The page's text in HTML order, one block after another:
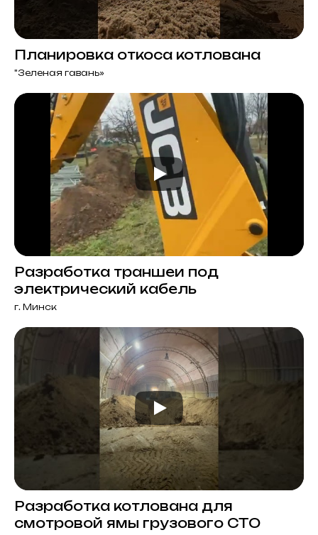
Планировка откоса котлована
"Зеленая гавань»
Разработка траншеи под
электрический кабель
г. Минск
Разработка котлована для
смотровой ямы грузового СТО